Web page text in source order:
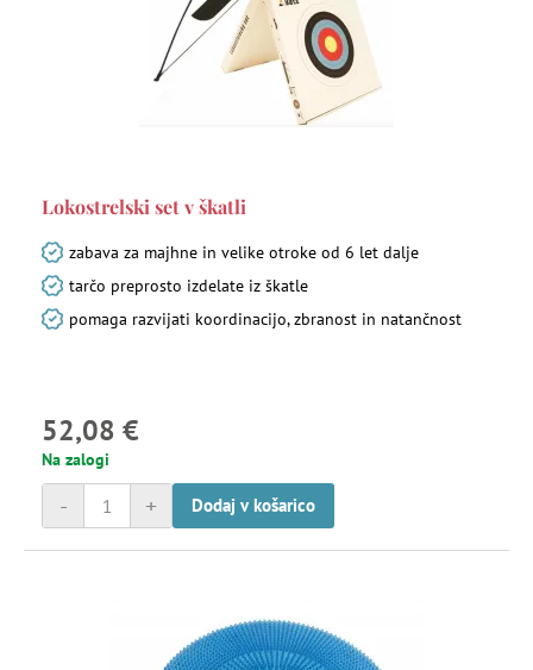
Lokostrelski set v škatli
zabava za majhne in velike otroke od 6 let dalje
tarčo preprosto izdelate iz škatle
pomaga razvijati koordinacijo, zbranost in natančnost
52,08 €
Na zalogi
+
- Dodaj v košarico